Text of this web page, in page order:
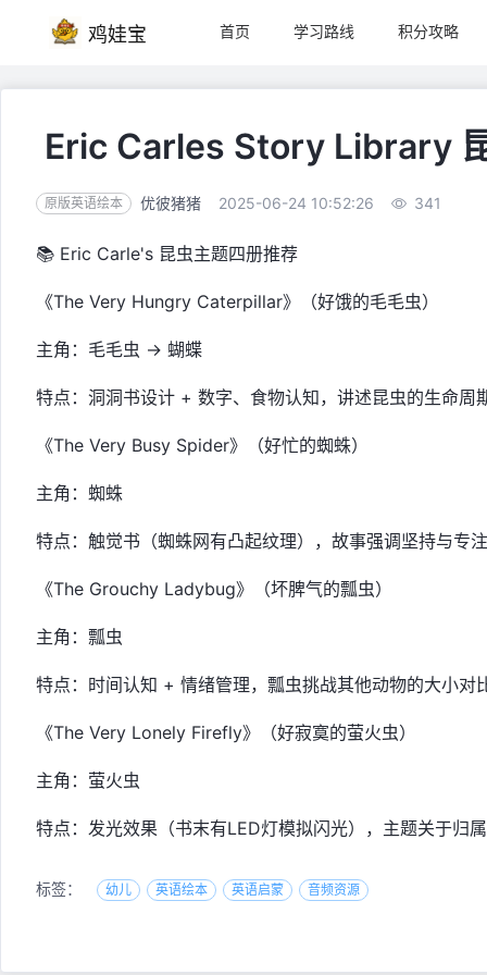
鸡娃宝 首页 学习路线 积分攻略
Eric Carles Story Library
原版英语绘本 优彼猪猪 2025-06-24 10:52:26 341
📚 Eric Carle's 昆虫主题四册推荐
《The Very Hungry Caterpillar》（好饿的毛毛虫）
主角：毛毛虫 → 蝴蝶
特点：洞洞书设计 + 数字、食物认知，讲述昆虫的生命周
《The Very Busy Spider》（好忙的蜘蛛）
主角：蜘蛛
特点：触觉书（蜘蛛网有凸起纹理），故事强调坚持与专
《The Grouchy Ladybug》（坏脾气的瓢虫）
主角：瓢虫
特点：时间认知 + 情绪管理，瓢虫挑战其他动物的大小对
《The Very Lonely Firefly》（好寂寞的萤火虫）
主角：萤火虫
特点：发光效果（书末有LED灯模拟闪光），主题关于归
标签： 幼儿 英语绘本 英语启蒙 音频资源